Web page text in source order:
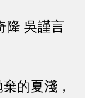
隆 吳謹言
的夏淺，